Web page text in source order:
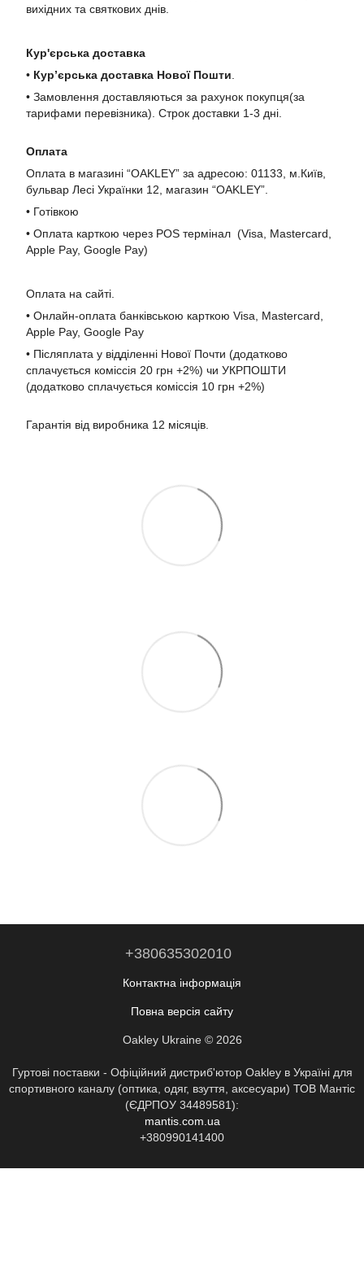
вихідних та святкових днів.
Кур'єрська доставка
• Кур’єрська доставка Нової Пошти
• Замовлення доставляються за рахунок покупця(за
тарифами перевізника). Строк доставки 1-3 дні.
Оплата
Оплата в магазині “OAKLEY” за адресою: 01133, м.Київ,
бульвар Лесі Українки 12, магазин “OAKLEY”.
• Готівкою
• Оплата карткою через POS термінал (Visa, Mastercard,
Apple Pay, Google Pay)
Оплата на сайті.
• Онлайн-оплата банківською карткою Visa, Mastercard,
Apple Pay, Google Pay
• Післяплата у відділенні Нової Почти (додатково
сплачується коміссія 20 грн +2%) чи УКРПОШТИ
(додатково сплачується коміссія 10 грн +2%)
Гарантія від виробника 12 місяців.
+380635302010
Контактна інформація
Повна версія сайту
Oakley Ukraine © 2026
Гуртові поставки - Офіційний дистриб'ютор Oakley в Україні для
спортивного каналу (оптика, одяг, взуття, аксесуари) ТОВ Мантіс
(ЄДРПОУ 34489581):
mantis.com.ua
+380990141400